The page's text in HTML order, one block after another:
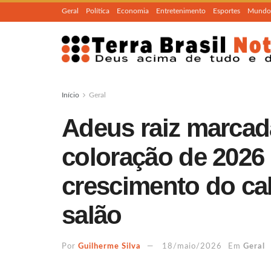
Geral Política Economia Entretenimento Esportes Mundo
Início Geral
Adeus raiz
coloração de
crescimento do
salão
Por Guilherme Silva 18/maio/2026 Em Geral